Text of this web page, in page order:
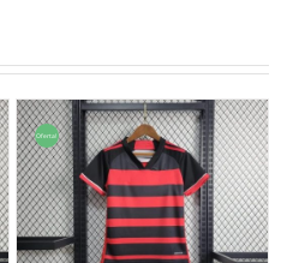
Oferta!